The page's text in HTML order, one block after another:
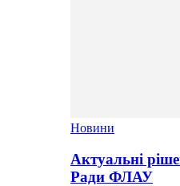
Новини
Актуальні
Ради ФЛАУ